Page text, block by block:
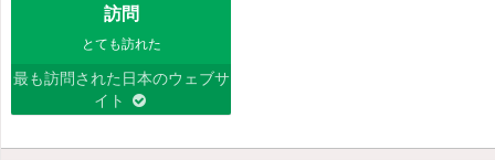
訪問
とても訪れた
最も訪問された日本のウェブサ
イト